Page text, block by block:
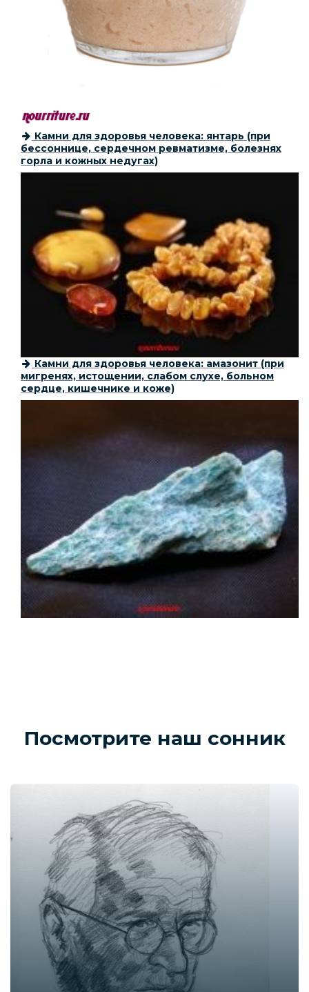
Камни для здоровья человека: янтарь (при
бессоннице, сердечном ревматизме, болезнях
горла и кожных недугах)
Камни для здоровья человека: амазонит (при
мигренях, истощении, слабом слухе, больном
сердце, кишечнике и коже)
Посмотрите наш сонник